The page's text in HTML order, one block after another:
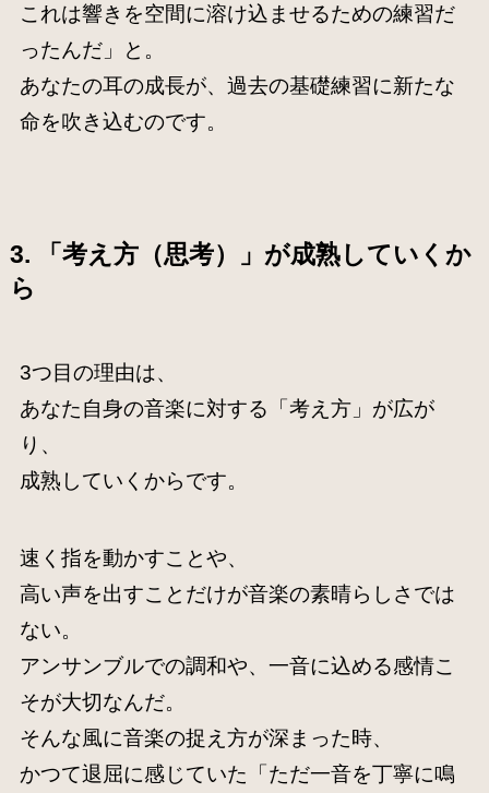
これは響きを空間に溶け込ませるための練習だ
ったんだ」と。
あなたの耳の成長が、過去の基礎練習に新たな
命を吹き込むのです。
3. 「考え方（思考）」が成熟していくか
ら
3つ目の理由は、
あなた自身の音楽に対する「考え方」が広が
り、
成熟していくからです。
速く指を動かすことや、
高い声を出すことだけが音楽の素晴らしさでは
ない。
アンサンブルでの調和や、一音に込める感情こ
そが大切なんだ。
そんな風に音楽の捉え方が深まった時、
かつて退屈に感じていた「ただ一音を丁寧に鳴